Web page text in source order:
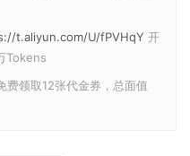
t.aliyun.com/U/fPVHqY 开
Tokens
费领取12张代金券，总面值